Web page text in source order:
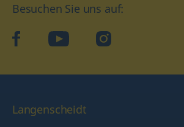
Besuchen Sie uns auf:
facebookYouTube Instagram
Langenscheidt